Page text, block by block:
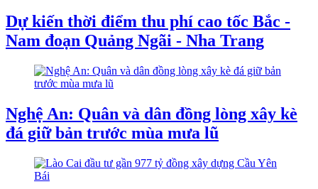
Dự kiến thời điểm thu phí cao tốc Bắc -
Nam đoạn Quảng Ngãi - Nha Trang
Nghệ An: Quân và dân đồng lòng xây kè
đá giữ bản trước mùa mưa lũ